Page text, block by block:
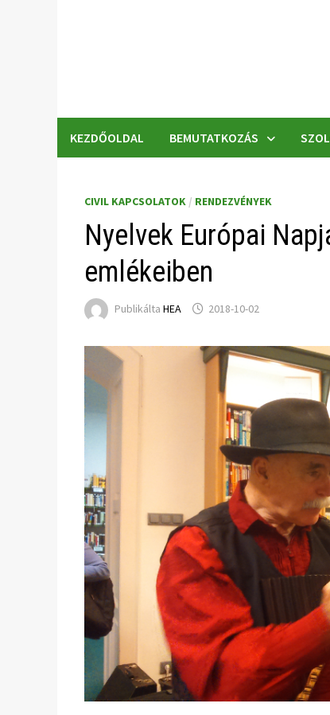
KEZDŐOLDAL BEMUTATKOZÁS
CIVIL KAPCSOLATOK / RENDEZVÉNYEK
Nyelvek Európai
emlékeiben
PublikáltaHEA 2018-10-02